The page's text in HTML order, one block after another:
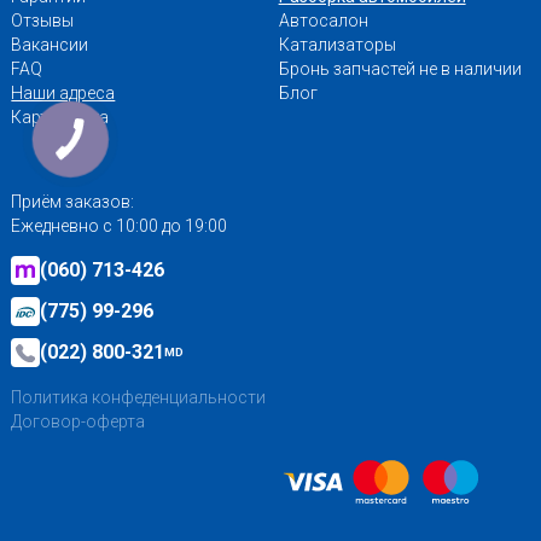
Отзывы
Вакансии
FAQ
Наши адреса
Карта сайта
Автосалон
Катализаторы
Бронь запчастей не в наличии
Блог
Приём заказов:
Ежедневно с 10:00 до 19:00
(060) 713-426
(775) 99-296
(022) 800-321MD
Политика конфеденциальности
Договор-оферта